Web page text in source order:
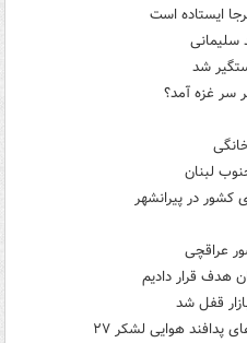
ایستاده است
سلیمانی
شد
لبنان
در پیرانشهر
عراقچی
هدف قرار دادیم
قفل شد
پدافند هوایی لشکر ۲۷